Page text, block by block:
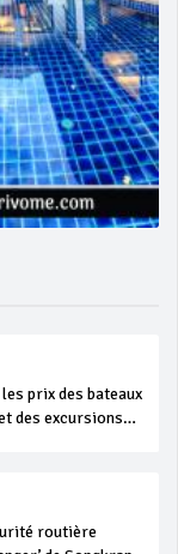
prix des bateaux
des excursions
routière